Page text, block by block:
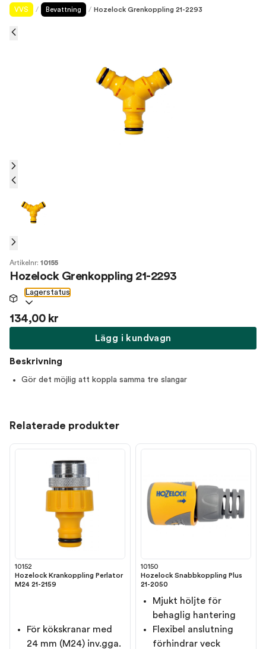
VVS / Bevattning / Hozelock Grenkoppling 21-2293
Artikelnr: 10155
Hozelock Grenkoppling 21-2293
Lagerstatus
134,00 kr
Lägg i kundvagn
Beskrivning
Gör det möjlig att koppla samma tre slangar
Relaterade produkter
10152
Hozelock Krankoppling Perlator
M24 21-2159
För kökskranar med
24 mm (M24) inv.gga.
10150
Hozelock Snabbkoppling Plus
21-2050
Mjukt höljte för
behaglig hantering
Flexibel anslutning
förhindrar veck